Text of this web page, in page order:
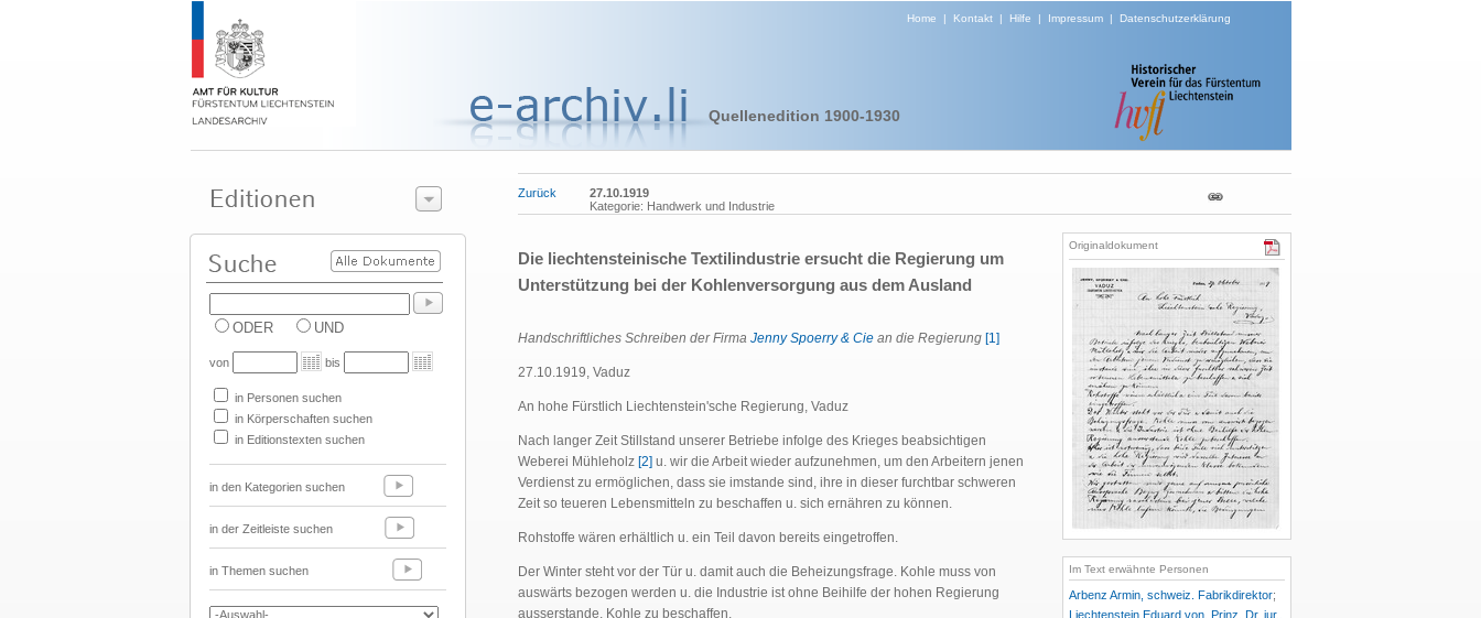
Home | Kontakt| Hilfe | Impressum| Datenschutzerklärung
Quellenedition 1900-1930
ODER UND
von bis
in Personen suchen
in Körperschaften suchen
in Editionstexten suchen
in den Kategorien suchen
in der Zeitleiste suchen
in Themen suchen
Zurück
27.10.1919
Kategorie: Handwerk und Industrie
Die liechtensteinische Textilindustrie ersucht die Regierung um
Unterstützung bei der Kohlenversorgung aus dem Ausland
Handschriftliches Schreiben der Firma Jenny Spoerry & Cie an die Regierung [1]
27.10.1919, Vaduz
An hohe Fürstlich Liechtenstein'sche Regierung, Vaduz
Nach langer Zeit Stillstand unserer Betriebe infolge des Krieges beabsichtigen
Weberei Mühleholz [2] u. wir die Arbeit wieder aufzunehmen, um den Arbeitern jenen
Verdienst zu ermöglichen, dass sie imstande sind, ihre in dieser furchtbar schweren
Zeit so teueren Lebensmitteln zu beschaffen u. sich ernähren zu können.
Rohstoffe wären erhältlich u. ein Teil davon bereits eingetroffen.
Der Winter steht vor der Tür u. damit auch die Beheizungsfrage. Kohle muss von
auswärts bezogen werden u. die Industrie ist ohne Beihilfe der hohen Regierung
ausserstande, Kohle zu beschaffen.
Originaldokument
Im Text erwähnte Personen
Arbenz Armin, schweiz. Fabrikdirektor;
Liechtenstein Eduard von, Prinz, Dr. iur.,